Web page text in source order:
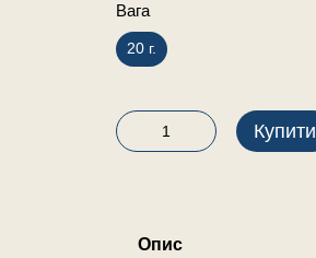
Вага
20 г.
Купити
Опис